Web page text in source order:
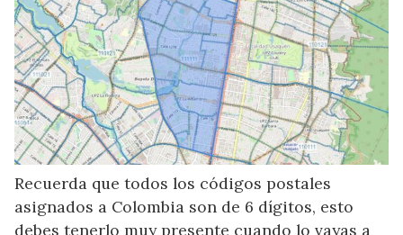
Recuerda que todos los códigos postales
asignados a Colombia son de 6 dígitos, esto
debes tenerlo muy presente cuando lo vayas a